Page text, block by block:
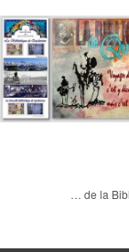
… de la